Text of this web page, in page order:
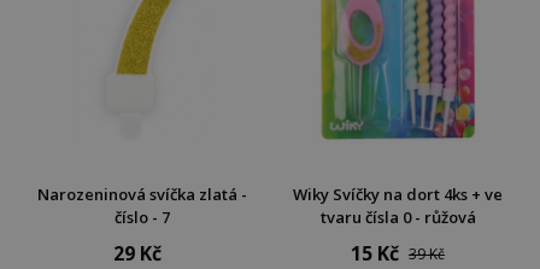
Narozeninová svíčka zlatá -
číslo - 7
29 Kč
Wiky Svíčky na dort 4ks + ve
tvaru čísla 0 - růžová
15 Kč 39 Kč